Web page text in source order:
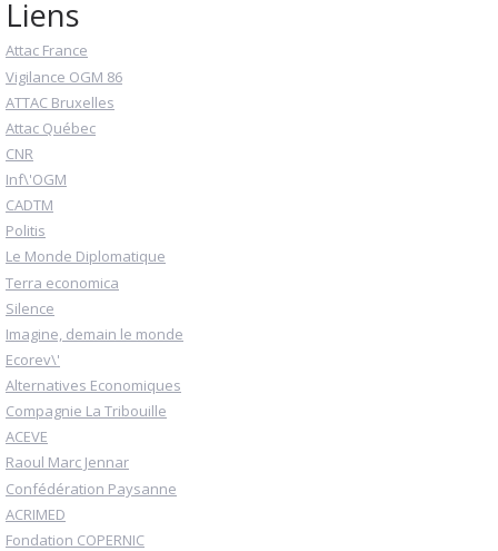
Liens
Attac France
Vigilance OGM 86
ATTAC Bruxelles
Attac Québec
CNR
Inf\'OGM
CADTM
Politis
Le Monde Diplomatique
Terra economica
Silence
Imagine, demain le monde
Ecorev\'
Alternatives Economiques
Compagnie La Tribouille
ACEVE
Raoul Marc Jennar
Confédération Paysanne
ACRIMED
Fondation COPERNIC